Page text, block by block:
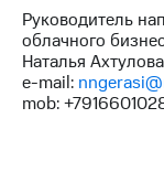
Руководитель
облачного
Наталья Ахтулова
e-mail:
mob: